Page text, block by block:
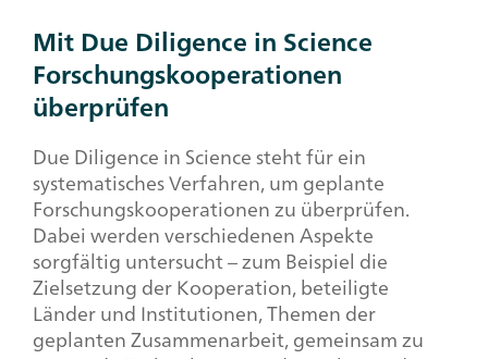
MitDue Diligencein Science
Forschungskooperationen
überprüfen
Due Diligence in Sciencesteht für ein
systematisches Verfahren, um geplante
Forschungskooperationen zu überprüfen.
Dabei werden verschiedenen Aspekte
sorgfältig untersucht – zum Beispiel die
Zielsetzung der Kooperation, beteiligte
Länder und Institutionen, Themen der
geplanten Zusammenarbeit, gemeinsam zu